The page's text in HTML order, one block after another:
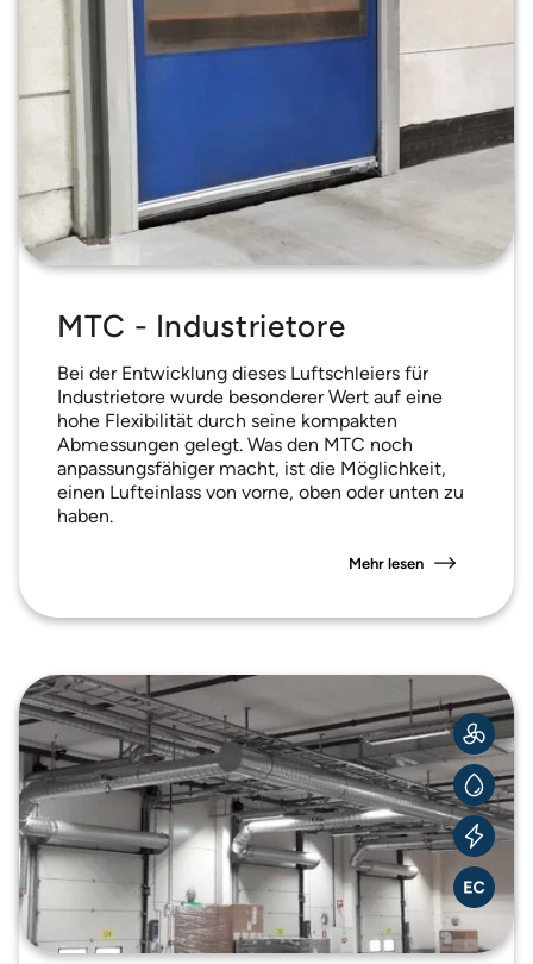
MTC - Industrietore
Bei der Entwicklung dieses Luftschleiers für
Industrietore wurde besonderer Wert auf eine
hohe Flexibilität durch seine kompakten
Abmessungen gelegt. Was den MTC noch
anpassungsfähiger macht, ist die Möglichkeit,
einen Lufteinlass von vorne, oben oder unten zu
haben.
Mehr lesen